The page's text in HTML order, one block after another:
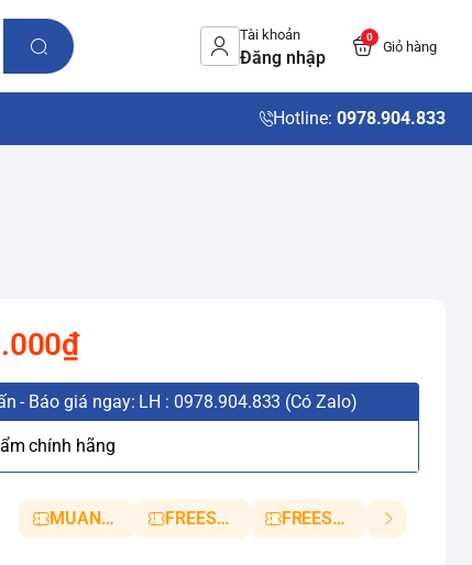
Tài khoản
Đăng nhập
0
Giỏ hàng
Hotline: 0978.904.833
- Báo giá ngay: LH : 0978.904.833 (Có Zalo)
chính hãng
MUANHANH01 FREESHIP5 FREESHIP10